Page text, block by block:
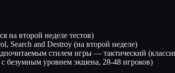
на второй неделе тестов)
and Destroy (на второй неделе)
стилем игры — тактический
безумным уровнем экшена, 28-48 игроков)